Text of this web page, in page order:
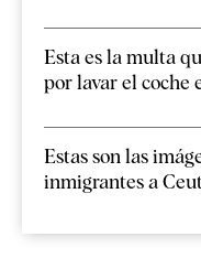
Esta es la multa
por lavar el coche
Estas son las
inmigrantes a